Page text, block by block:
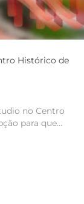
Histórico de
no Centro
para quem